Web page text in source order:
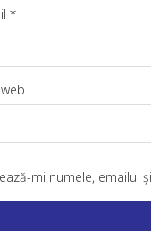
*
mi numele, emailul